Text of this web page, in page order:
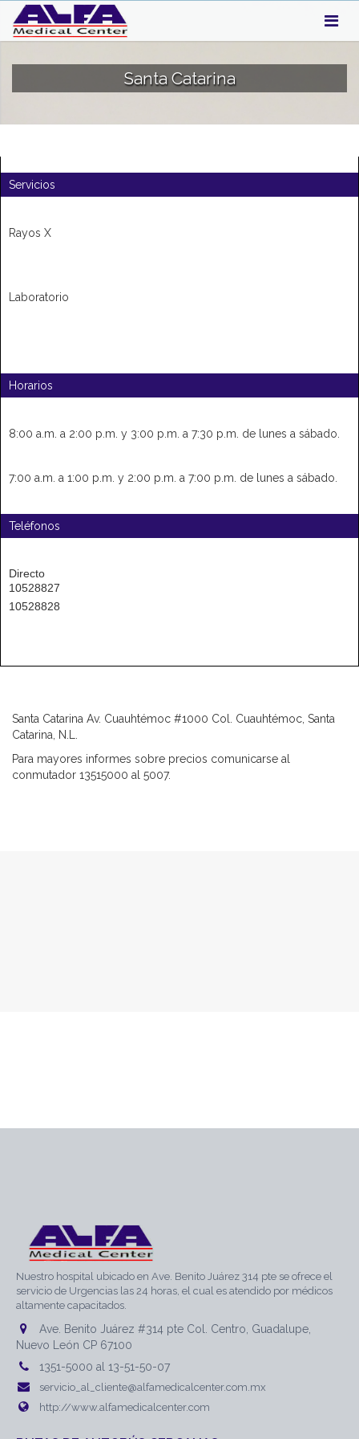
Santa Catarina
Servicios
Rayos X
Laboratorio
Horarios
8:00 a.m. a 2:00 p.m. y 3:00 p.m. a 7:30 p.m. de lunes a sábado.
7:00 a.m. a 1:00 p.m. y 2:00 p.m. a 7:00 p.m. de lunes a sábado.
Teléfonos
Directo
10528827
10528828
Santa Catarina Av. Cuauhtémoc #1000 Col. Cuauhtémoc, Santa
Catarina, N.L.
Para mayores informes sobre precios comunicarse al
conmutador 13515000 al 5007.
Nuestro hospital ubicado en Ave. Benito Juárez 314 pte se ofrece el
servicio de Urgencias las 24 horas, el cual es atendido por médicos
altamente capacitados.
Ave. Benito Juárez #314 pte Col. Centro, Guadalupe,
Nuevo León CP 67100
1351-5000 al 13-51-50-07
servicio_al_cliente@alfamedicalcenter.com.mx
http://www.alfamedicalcenter.com